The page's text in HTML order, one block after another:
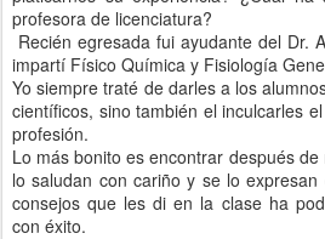
profesora de licenciatura?
Recién egresada fui ayudante del Dr.
impartí Físico Química y Fisiología
Yo siempre traté de darles a los
científicos, sino también el inculcarles
profesión.
Lo más bonito es encontrar después
lo saludan con cariño y se lo
consejos que les di en la clase ha
con éxito.